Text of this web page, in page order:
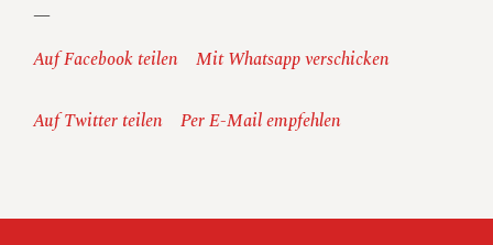
—
Auf Facebook teilen
Mit Whatsapp verschicken
Auf Twitter teilen Per E-Mail empfehlen